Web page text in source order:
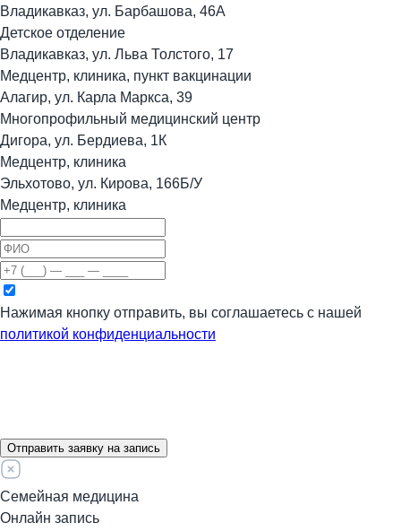
Владикавказ, ул. Барбашова, 46А
Детское отделение
Владикавказ, ул. Льва Толстого, 17
Медцентр, клиника, пункт вакцинации
Алагир, ул. Карла Маркса, 39
Многопрофильный медицинский центр
Дигора, ул. Бердиева, 1К
Медцентр, клиника
Эльхотово, ул. Кирова, 166Б/У
Медцентр, клиника
Нажимая кнопку отправить, вы соглашаетесь с нашей
политикой конфиденциальности
Отправить заявку на запись
Семейная медицина
Онлайн запись